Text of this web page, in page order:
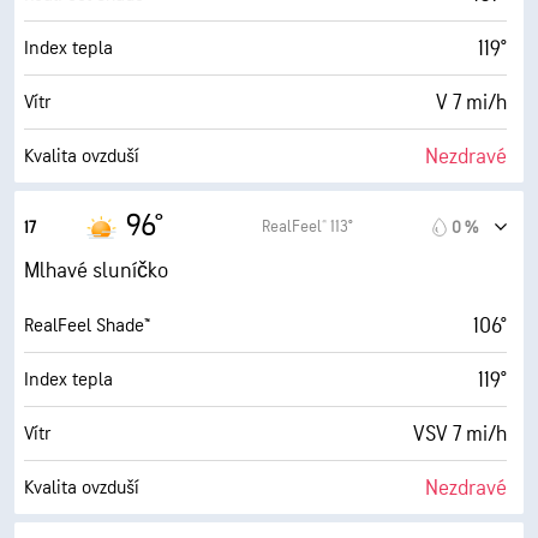
Index tepla 119°
Vítr V 7 mi/h
Kvalita ovzduší Nezdravé
Max. UV index
N. větru
Vlhkost 61 %
Rosný bod 81° F
AccuLumen Brightness Index™ 9 (Velmi jasné)
Oblačnost 20 %
17 96° RealFeel® 113° 0 %
Mlhavé sluníčko
RealFeel Shade™ 106°
Index tepla 119°
Vítr VSV 7 mi/h
Kvalita ovzduší Nezdravé